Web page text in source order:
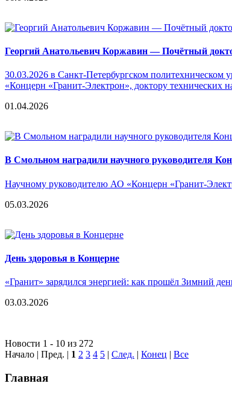
Георгий Анатольевич Коржавин — Почётный
30.03.2026 в Санкт-Петербургском политехническом
«Концерн «Гранит-Электрон», доктору технических
01.04.2026
В Смольном наградили научного руководителя
Научному руководителю АО «Концерн «Гранит-
05.03.2026
День здоровья в Концерне
«Гранит» зарядился энергией: как прошёл Зимний
03.03.2026
Новости 1 - 10 из 272
Начало | Пред. | 1 2 3 4 5 | След. | Конец | Все
Главная